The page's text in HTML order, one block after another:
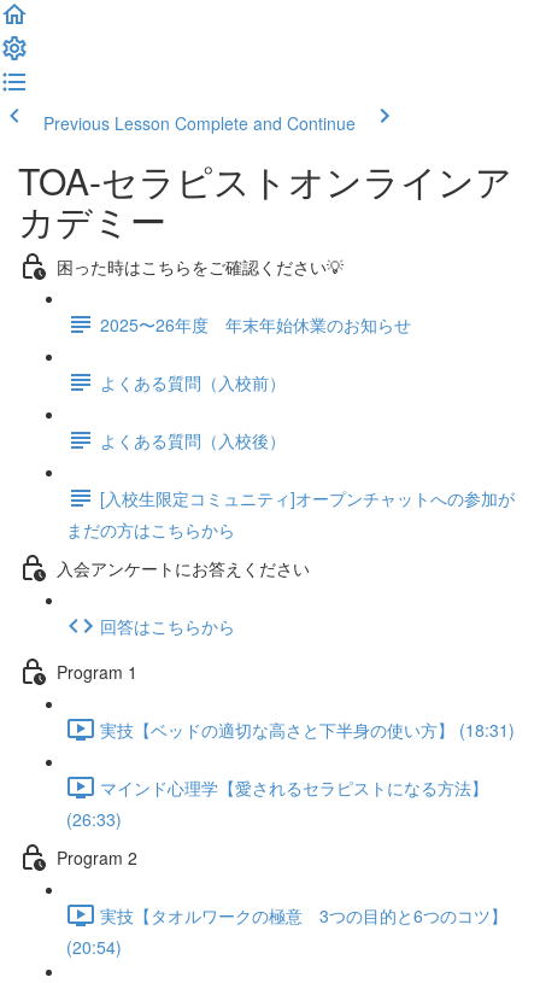
Previous Lesson Complete and Continue
TOA-セラピストオンラインア
カデミー
困った時はこちらをご確認ください💡
2025〜26年度 年末年始休業のお知らせ
よくある質問（入校前）
よくある質問（入校後）
[入校生限定コミュニティ]オープンチャットへの参加が
まだの方はこちらから
入会アンケートにお答えください
回答はこちらから
Program 1
実技【ベッドの適切な高さと下半身の使い方】 (18:31)
マインド心理学【愛されるセラピストになる方法】
(26:33)
Program 2
実技【タオルワークの極意 3つの目的と6つのコツ】
(20:54)